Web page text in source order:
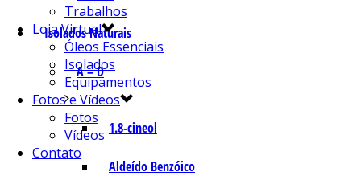
Isolados Naturais
A – D
1.8-cineol
Aldeído Benzóico
Trabalhos
Loja Virtual
Óleos Essenciais
Isolados
Equipamentos
Fotos e Vídeos
Fotos
Vídeos
Contato